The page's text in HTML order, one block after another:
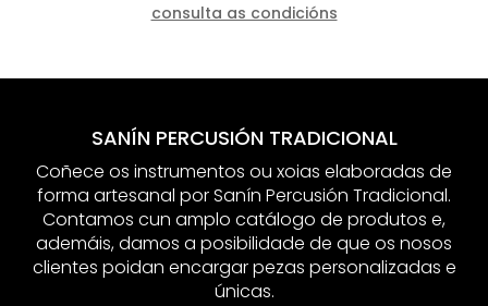
consulta as condicións
SANÍN PERCUSIÓN TRADICIONAL
Coñece os instrumentos ou xoias elaboradas de
forma artesanal por Sanín Percusión Tradicional.
Contamos cun amplo catálogo de produtos e,
ademáis, damos a posibilidade de que os nosos
clientes poidan encargar pezas personalizadas e
únicas.